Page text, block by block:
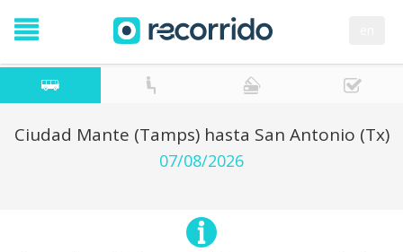
Ciudad Mante (Tamps) hasta San Antonio (Tx)
07/08/2026